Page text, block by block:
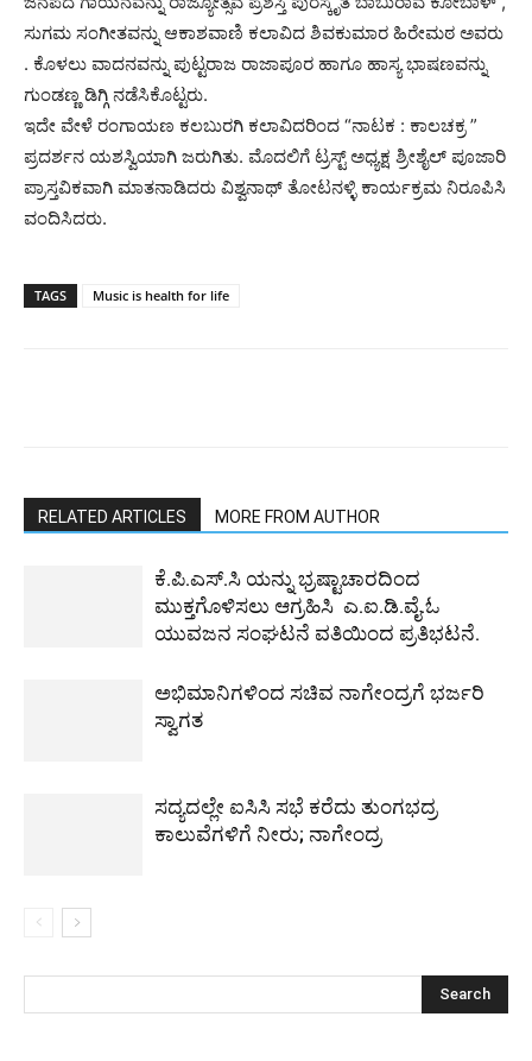
ಸುಗಮ ಸಂಗೀತವನ್ನು ಆಕಾಶವಾಣಿ ಕಲಾವಿದ ಶಿವಕುಮಾರ ಹಿರೇಮಠ ಅವರು
. ಕೊಳಲು ವಾದನವನ್ನು ಪುಟ್ಟರಾಜ ರಾಜಾಪೂರ ಹಾಗೂ ಹಾಸ್ಯ ಭಾಷಣವನ್ನು
ಗುಂಡಣ್ಣ ಡಿಗ್ಗಿ ನಡೆಸಿಕೊಟ್ಟರು.
ಇದೇ ವೇಳೆ ರಂಗಾಯಣ ಕಲಬುರಗಿ ಕಲಾವಿದರಿಂದ “ನಾಟಕ : ಕಾಲಚಕ್ರ ”
ಪ್ರದರ್ಶನ ಯಶಸ್ವಿಯಾಗಿ ಜರುಗಿತು. ಮೊದಲಿಗೆ ಟ್ರಸ್ಟ್ ಅಧ್ಯಕ್ಷ ಶ್ರೀಶೈಲ್ ಪೂಜಾರಿ
ಪ್ರಾಸ್ತವಿಕವಾಗಿ ಮಾತನಾಡಿದರು ವಿಶ್ವನಾಥ್ ತೋಟನಳ್ಳಿ ಕಾರ್ಯಕ್ರಮ ನಿರೂಪಿಸಿ
ವಂದಿಸಿದರು.
TAGS Music is health for life
RELATED ARTICLES MORE FROM AUTHOR
ಕೆ.ಪಿ.ಎಸ್.ಸಿ ಯನ್ನು ಭ್ರಷ್ಟಾಚಾರದಿಂದ
ಮುಕ್ತಗೊಳಿಸಲು ಆಗ್ರಹಿಸಿ ಎ.ಐ.ಡಿ.ವೈ.ಓ
ಯುವಜನ ಸಂಘಟನೆ ವತಿಯಿಂದ ಪ್ರತಿಭಟನೆ.
ಅಭಿಮಾನಿಗಳಿಂದ ಸಚಿವ ನಾಗೇಂದ್ರಗೆ ಭರ್ಜರಿ
ಸ್ವಾಗತ
ಸದ್ಯದಲ್ಲೇ ಐಸಿಸಿ ಸಭೆ ಕರೆದು ತುಂಗಭದ್ರ
ಕಾಲುವೆಗಳಿಗೆ ನೀರು; ನಾಗೇಂದ್ರ